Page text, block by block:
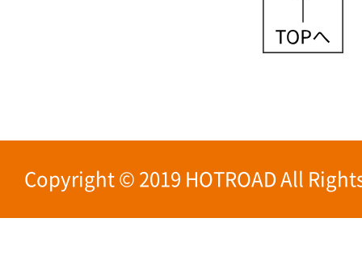
Copyright © 2019 HOTROAD All